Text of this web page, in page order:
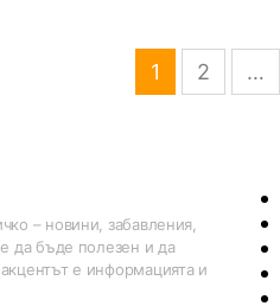
1 2 …
– новини, забавления,
да бъде полезен и да
е информацията и